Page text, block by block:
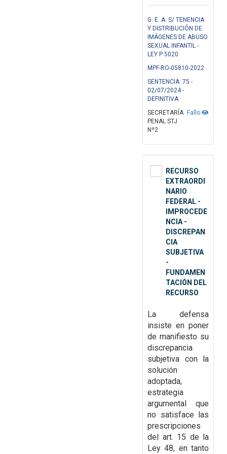
G. E. A. S/ TENENCIA
Y DISTRIBUCIÓN DE
IMÁGENES DE ABUSO
SEXUAL INFANTIL -
LEY P 5020
MPF-RO-05810-2022
SENTENCIA: 75 -
02/07/2024 -
DEFINITIVA
Fallo
SECRETARÍA
PENAL STJ
Nº2
RECURSO
EXTRAORDI
NARIO
FEDERAL -
IMPROCEDE
NCIA -
DISCREPAN
CIA
SUBJETIVA
-
FUNDAMEN
TACIÓN DEL
RECURSO
La defensa
insiste en poner
de manifiesto su
discrepancia
subjetiva con la
solución
adoptada,
estrategia
argumental que
no satisface las
prescripciones
del art. 15 de la
Ley 48, en tanto